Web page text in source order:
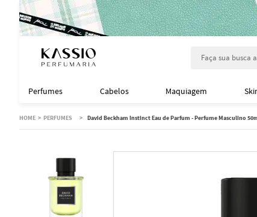
Perfumes Cabelos Maquiagem
PERFUMES David Beckham Instinct Eau de Parfum - Perfume Masculino